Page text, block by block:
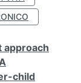
approach
child